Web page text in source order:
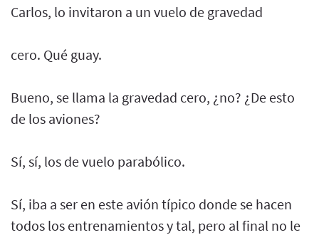
Carlos, lo invitaron a un vuelo de gravedad
cero. Qué guay.
Bueno, se llama la gravedad cero, ¿no? ¿De esto
de los aviones?
Sí, sí, los de vuelo parabólico.
Sí, iba a ser en este avión típico donde se hacen
todos los entrenamientos y tal, pero al final no le